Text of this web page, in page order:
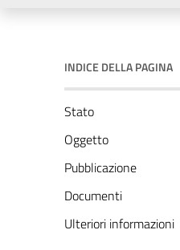
INDICE DELLA PAGINA
Stato
Oggetto
Pubblicazione
Documenti
Ulteriori informazioni